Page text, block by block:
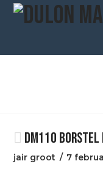
DM110 BORSTEL
jair groot 7